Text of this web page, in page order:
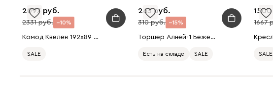
2097
2331 10
Комод Квелен 192x89 Светло-бежевый
SALE
263
310 15
Торшер Алней-1 Бежевый
Есть на складе SALE
1500
1667
SALE